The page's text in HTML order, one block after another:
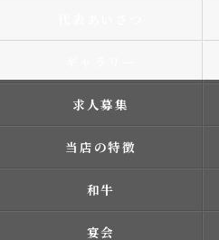
求人募集
当店の特徴
和牛
宴会